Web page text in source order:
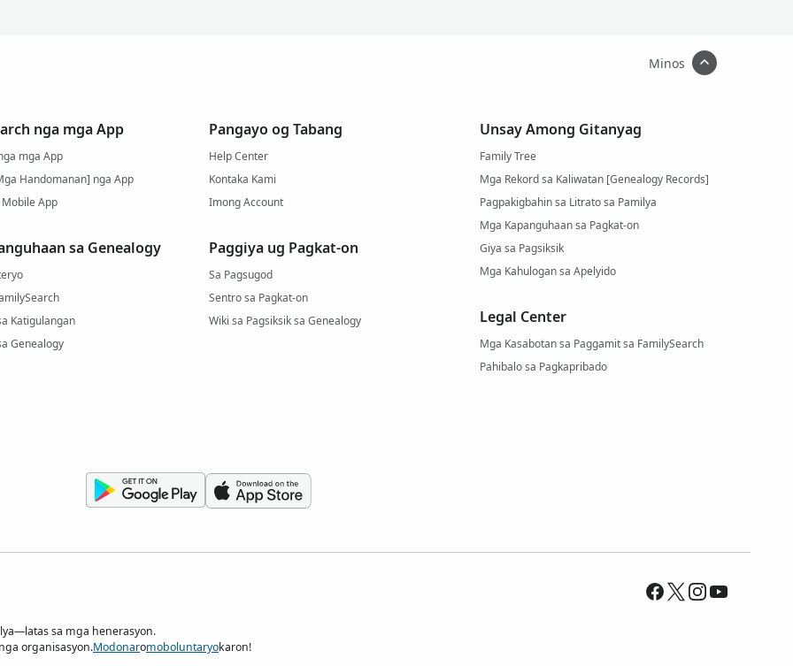
Minos
nga mga App
mga App
Handomanan] nga App
App
sa Genealogy
Katigulangan
Genealogy
Pangayo og Tabang
Help Center
Kontaka Kami
Imong Account
Paggiya ug Pagkat-on
Sa Pagsugod
Sentro sa Pagkat-on
Wiki sa Pagsiksik sa Genealogy
Unsay Among Gitanyag
Family Tree
Mga Rekord sa Kaliwatan [Genealogy Records]
Pagpakigbahin sa Litrato sa Pamilya
Mga Kapanguhaan sa Pagkat-on
Giya sa Pagsiksik
Mga Kahulogan sa Apelyido
Legal Center
Mga Kasabotan sa Paggamit sa FamilySearch
Pahibalo sa Pagkapribado
sa mga henerasyon.
organisasyon.Modonaromoboluntaryokaron!